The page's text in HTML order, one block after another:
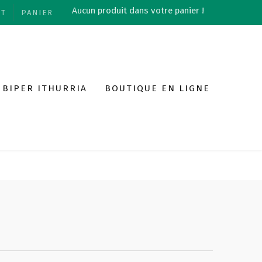
PANIER Aucun produit dans votre panier !
BIPER ITHURRIA BOUTIQUE EN LIGNE